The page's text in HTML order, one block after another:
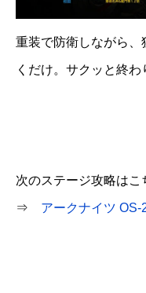
重装で防衛しながら、
くだけ。サクッと終わ
次のステージ攻略はこ
⇒ アークナイツ OS-